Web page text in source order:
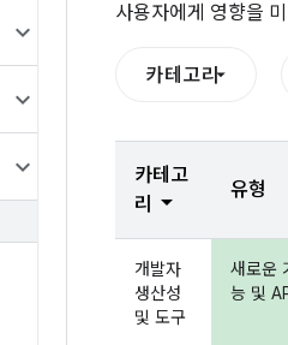
사용자에게 영향을
카테고리
카테고
리
유형
개발자
생산성
및 도구
새로운
능 및